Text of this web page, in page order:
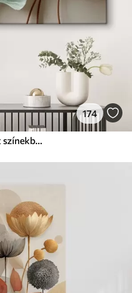
174
Stilizált ginkgólevelek nyugodt színekben